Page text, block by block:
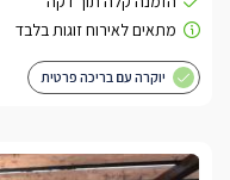
יוקרה עם בריכה פרטית